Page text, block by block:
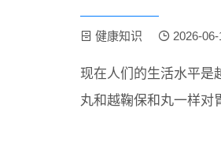
健康知识 2026-06-
现在人们的生活水平是
丸和越鞠保和丸一样对